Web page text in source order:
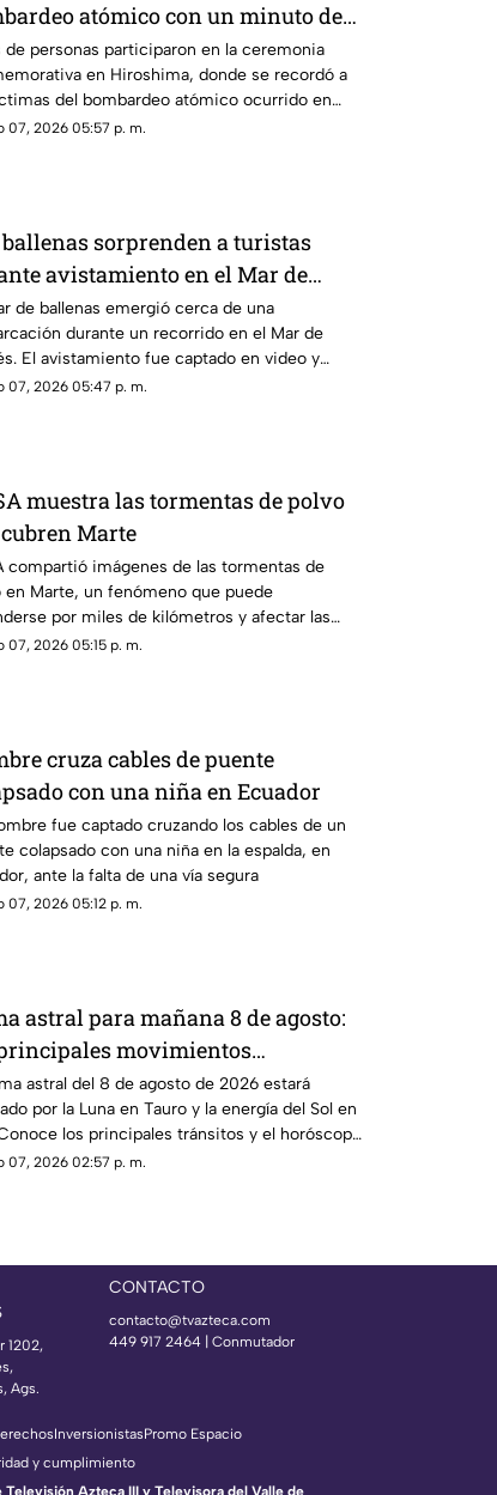
atómico con un minuto de
de personas participaron en la ceremonia
en Hiroshima, donde se recordó a
del bombardeo atómico ocurrido en
07, 2026 05:57 p. m.
ballenas sorprenden a turistas
avistamiento en el Mar de
de ballenas emergió cerca de una
durante un recorrido en el Mar de
El avistamiento fue captado en video y
a los visitantes.
07, 2026 05:47 p. m.
muestra las tormentas de polvo
Marte
compartió imágenes de las tormentas de
en Marte, un fenómeno que puede
por miles de kilómetros y afectar las
de exploración
07, 2026 05:15 p. m.
cruza cables de puente
con una niña en Ecuador
fue captado cruzando los cables de un
colapsado con una niña en la espalda, en
ante la falta de una vía segura
07, 2026 05:12 p. m.
astral para mañana 8 de agosto:
movimientos
y el horóscopo de cada
astral del 8 de agosto de 2026 estará
por la Luna en Tauro y la energía del Sol en
los principales tránsitos y el horóscopo
signo
07, 2026 02:57 p. m.
1202,
Ags.
CONTACTO
contacto@tvazteca.com
449 917 2464 | Conmutador
InversionistasPromo Espacio
y cumplimiento
Azteca III y Televisora del Valle de